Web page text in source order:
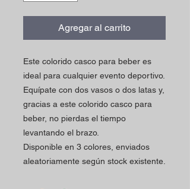
Agregar al carrito
Este colorido casco para beber es
ideal para cualquier evento deportivo.
Equípate con dos vasos o dos latas y,
gracias a este colorido casco para
beber, no pierdas el tiempo
levantando el brazo.
Disponible en 3 colores, enviados
aleatoriamente según stock existente.